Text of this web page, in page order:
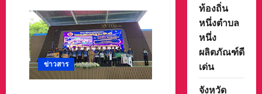
ต่อ
นโยบาย
และ
โอกาส
ใน
วาระ
การ
เลือก
ตั้ง
“ข้าว
ขา
หมู
คา
กิ
และ
ไข่
พะโล้”
จาก
ข่าวสาร
ท้องถิ่น
หนึ่งตำบล
หนึ่ง
ผลิตภัณฑ์ดี
เด่น
จังหวัด